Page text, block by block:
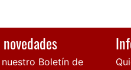
nuestro Boletín de